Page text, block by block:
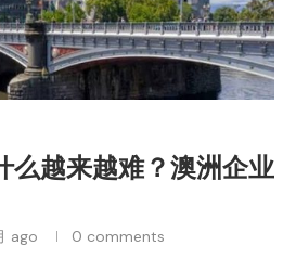
么越来越难？澳洲企业
ago 0 comments